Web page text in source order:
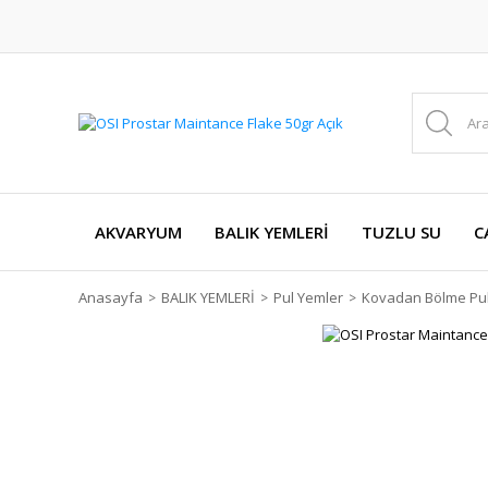
AKVARYUM BALIK YEMLERİ TUZLU SU
Anasayfa BALIK YEMLERİ Pul Yemler Kovadan Bölme